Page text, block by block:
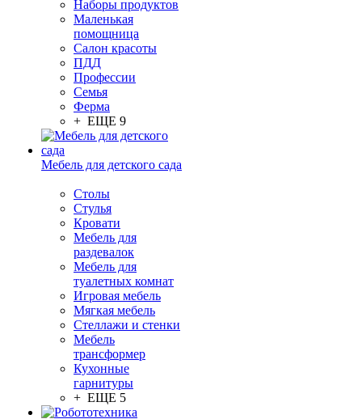
Наборы продуктов
Маленькая
помощница
Салон красоты
ПДД
Профессии
Семья
Ферма
+ ЕЩЕ 9
Мебель для детского сада
Столы
Cтулья
Кровати
Мебель для
раздевалок
Мебель для
туалетных комнат
Игровая мебель
Мягкая мебель
Стеллажи и стенки
Мебель
трансформер
Кухонные
гарнитуры
+ ЕЩЕ 5